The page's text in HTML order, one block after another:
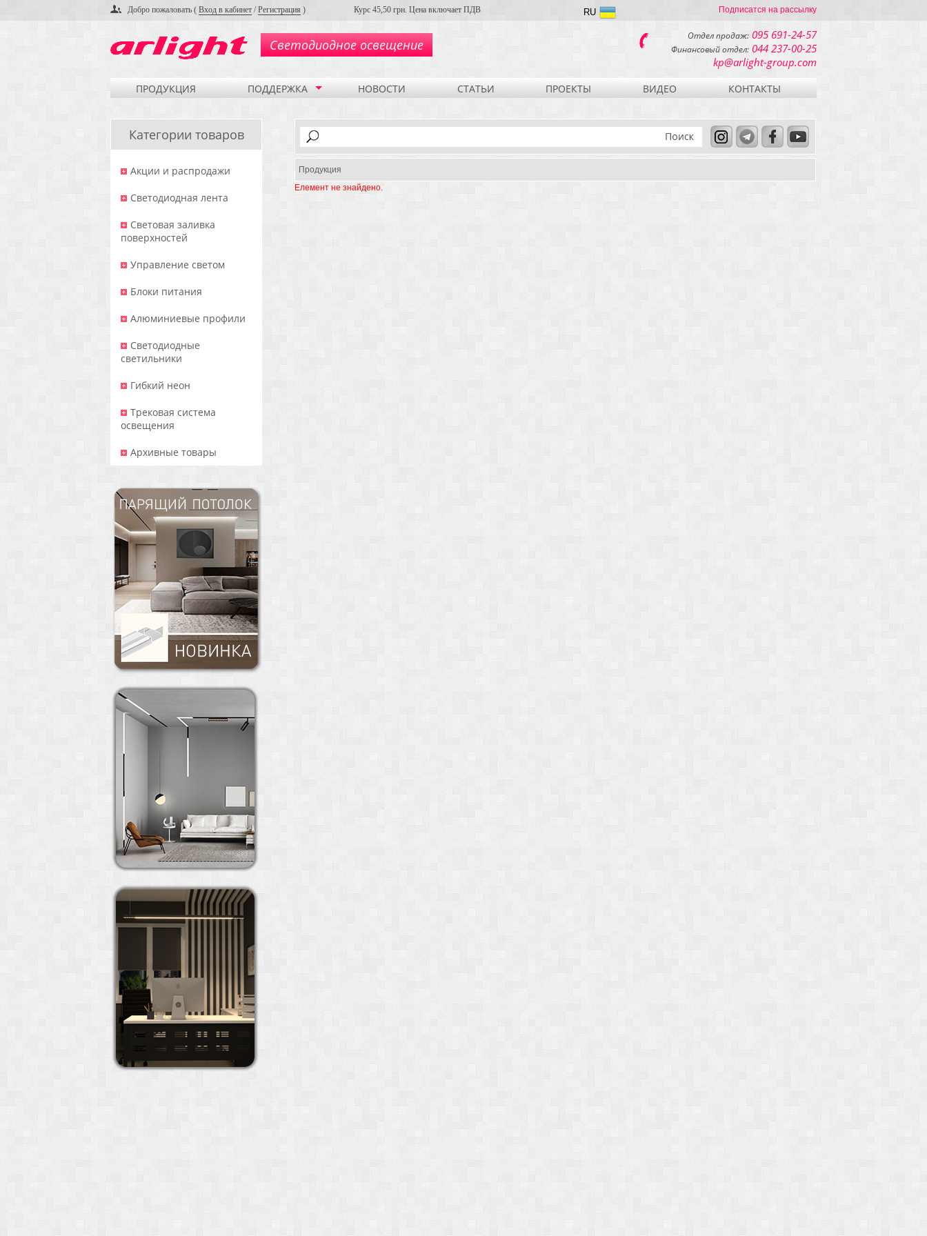
Добро пожаловать ( Вход в кабинет /Регистрация ) Курс 45,50 грн. Цена включает ПДВ Подписатся на рассылку
RU
Светодиодное освещение
Отдел продаж: 095 691-24-57
Финансовый отдел: 044 237-00-25
kp@arlight-group.com
ПРОДУКЦИЯ ПОДДЕРЖКА НОВОСТИ СТАТЬИ ПРОЕКТЫ ВИДЕО КОНТАКТЫ
Категории товаров
Акции и распродажи
Светодиодная лента
Световая заливка
поверхностей
Управление светом
Блоки питания
Алюминиевые профили
Светодиодные
светильники
Гибкий неон
Трековая система
освещения
Архивные товары
Продукция
Елемент не знайдено.